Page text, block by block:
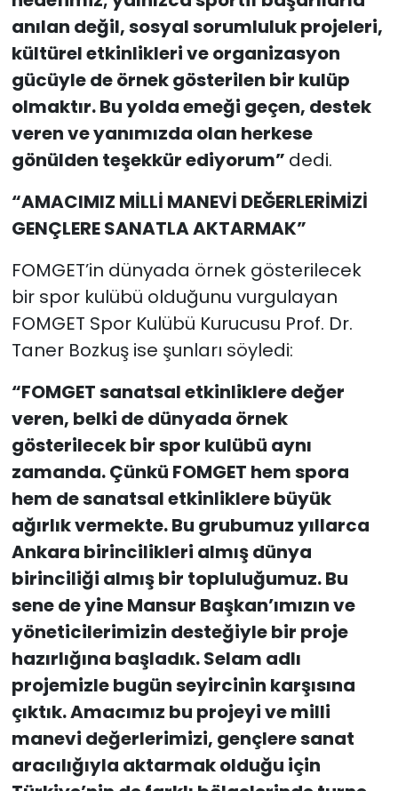
anılan değil, sosyal sorumluluk projeleri,
kültürel etkinlikleri ve organizasyon
gücüyle de örnek gösterilen bir kulüp
olmaktır. Bu yolda emeği geçen, destek
veren ve yanımızda olan herkese
gönülden teşekkür ediyorum” dedi.
“AMACIMIZ MİLLİ MANEVİ DEĞERLERİMİZİ
GENÇLERE SANATLA AKTARMAK”
FOMGET’in dünyada örnek gösterilecek
bir spor kulübü olduğunu vurgulayan
FOMGET Spor Kulübü Kurucusu Prof. Dr.
Taner Bozkuş ise şunları söyledi:
“FOMGET sanatsal etkinliklere değer
veren, belki de dünyada örnek
gösterilecek bir spor kulübü aynı
zamanda. Çünkü FOMGET hem spora
hem de sanatsal etkinliklere büyük
ağırlık vermekte. Bu grubumuz yıllarca
Ankara birincilikleri almış dünya
birinciliği almış bir topluluğumuz. Bu
sene de yine Mansur Başkan’ımızın ve
yöneticilerimizin desteğiyle bir proje
hazırlığına başladık. Selam adlı
projemizle bugün seyircinin karşısına
çıktık. Amacımız bu projeyi ve milli
manevi değerlerimizi, gençlere sanat
aracılığıyla aktarmak olduğu için